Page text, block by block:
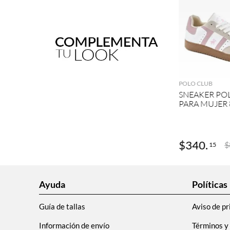
POLO CLUB
SNEAKER
PARA
$340. 15 $
Ayuda
Guía de tallas
Información de envío
Políticas
Aviso de
Términos